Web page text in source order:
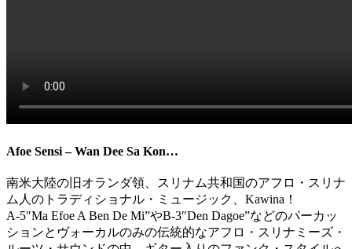
Afoe Sensi – Wan Dee Sa Kon…
南米大陸の旧オランダ領、スリナム共和国のアフロ・スリナ
ム人のトラディショナル・ミュージック、Kawina！
A-5″Ma Efoe A Ben De Mi”やB-3″Den Dagoe”などのパーカッ
ションとヴォーカルのみの伝統的なアフロ・スリナミーズ・